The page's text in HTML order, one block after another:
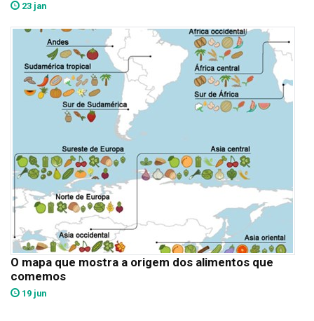
23 jan
O mapa que mostra a origem dos alimentos que
comemos
19 jun